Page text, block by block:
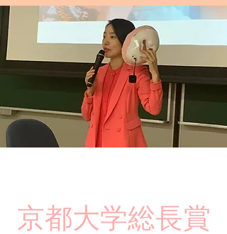
​京都大学総長賞